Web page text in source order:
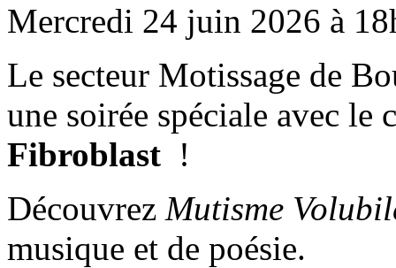
Mercredi 24 juin 2026 à
Le secteur Motissage de
une soirée spéciale avec
Fibroblast !
Découvrez Mutisme
musique et de poésie.